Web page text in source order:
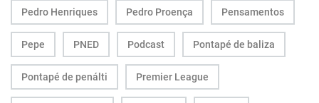
Pedro Henriques Pedro Proença Pensamentos
Pepe PNED Podcast Pontapé de baliza
Pontapé de penálti Premier League